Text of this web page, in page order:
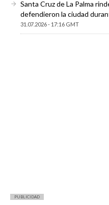
Santa Cruz de La Palma
defendieron la ciudad
31.07.2026 - 17:16 GMT
PUBLICIDAD